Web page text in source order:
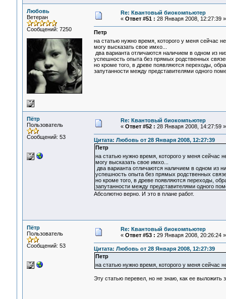
Любовь
Ветеран
Сообщений: 7250
Re: Квантовый биокомпьютер
« Ответ #51 : 28 Января 2008, 12:27:39 »
Петр
на статью нужно время, которого у меня сейчас
могу высказать свое имхо...
два варианта отличаются наличием в одном из
успешность опыта без прямых родственных
но кроме того, в древе появляются переходы,
запутанности между представителями одного
Пётр
Пользователь
Сообщений: 53
Re: Квантовый биокомпьютер
« Ответ #52 : 28 Января 2008, 14:27:59 »
Цитата: Любовь от 28 Января 2008, 12:27:39
Петр
на статью нужно время, которого у меня сейчас
могу высказать свое имхо...
два варианта отличаются наличием в одном из
успешность опыта без прямых родственных
но кроме того, в древе появляются переходы,
запутанности между представителями одного
Абсолютно верно. И это в плане работ.
Пётр
Пользователь
Сообщений: 53
Re: Квантовый биокомпьютер
« Ответ #53 : 29 Января 2008, 20:26:24 »
Цитата: Любовь от 28 Января 2008, 12:27:39
Петр
на статью нужно время, которого у меня сейчас
Эту статью перевел, но не знаю, как ее выложить